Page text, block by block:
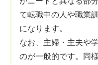
て転職中の人や職業
になります。
なお、主婦・主夫や
のが一般的です。同